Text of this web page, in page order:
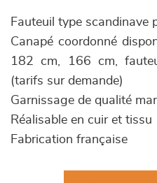
Fauteuil type scandinave
Canapé coordonné
182 cm, 166 cm,
(tarifs sur demande)
Garnissage de qualité
Réalisable en cuir et tissu
Fabrication française